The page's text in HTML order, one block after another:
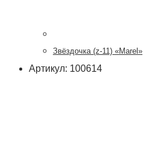
Звёздочка (z-11) «Marel»
Артикул: 100614